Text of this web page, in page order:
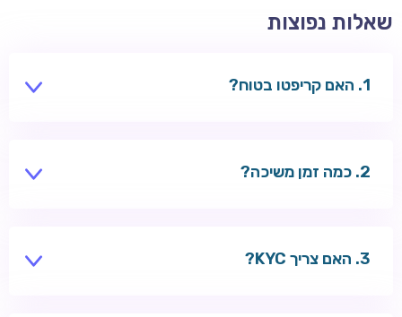
שאלות נפוצות
האם קריפטו בטוח?
כמה זמן משיכה?
האם צריך KYC?